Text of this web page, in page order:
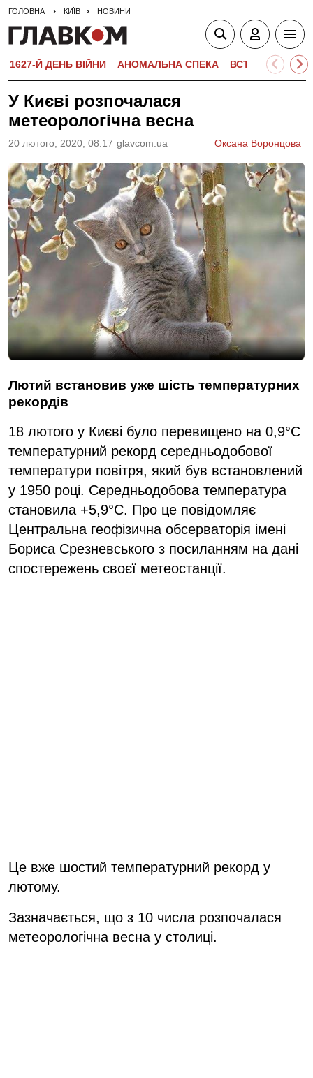
ГОЛОВНА КИЇВ НОВИНИ
1627-Й ДЕНЬ ВІЙНИ АНОМАЛЬНА СПЕКА ВСТУПНА
У Києві розпочалася
метеорологічна весна
20 лютого, 2020, 08:17 glavcom.ua Оксана Воронцова
Лютий встановив уже шість температурних
рекордів
18 лютого у Києві було перевищено на 0,9°С
температурний рекорд середньодобової
температури повітря, який був встановлений
у 1950 році. Середньодобова температура
становила +5,9°С. Про це повідомляє
Центральна геофізична обсерваторія імені
Бориса Срезневського з посиланням на дані
спостережень своєї метеостанції.
Це вже шостий температурний рекорд у
лютому.
Зазначається, що з 10 числа розпочалася
метеорологічна весна у столиці.